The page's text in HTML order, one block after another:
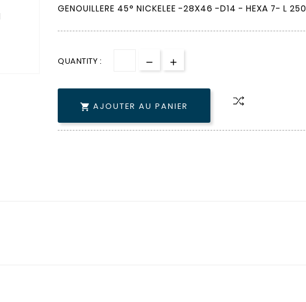
GENOUILLERE 45° NICKELEE -28X46 -D14 - HEXA 7- L 250
QUANTITY :
 AJOUTER AU PANIER